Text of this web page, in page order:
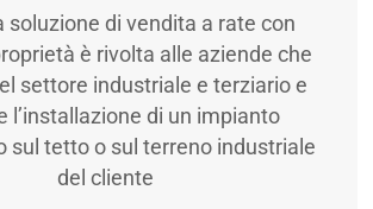
soluzione di vendita a rate con
è rivolta alle aziende che
settore industriale e terziario e
l’installazione di un impianto
sul tetto o sul terreno industriale
del cliente